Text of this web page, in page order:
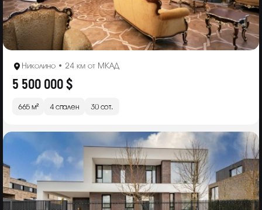
Николино • 24 км от МКАД
5 500 000 $
665 м² 4 спален 30 сот.